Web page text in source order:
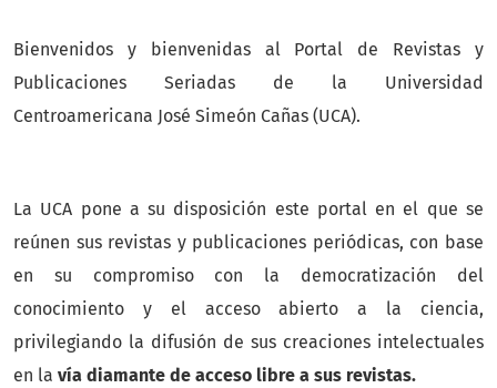
Bienvenidos y bienvenidas al Portal de Revistas y
Publicaciones Seriadas de la Universidad
Centroamericana José Simeón Cañas (UCA).
La UCA pone a su disposición este portal en el que se
reúnen sus revistas y publicaciones periódicas, con base
en su compromiso con la democratización del
conocimiento y el acceso abierto a la ciencia,
privilegiando la difusión de sus creaciones intelectuales
en la vía diamante de acceso libre a sus revistas.